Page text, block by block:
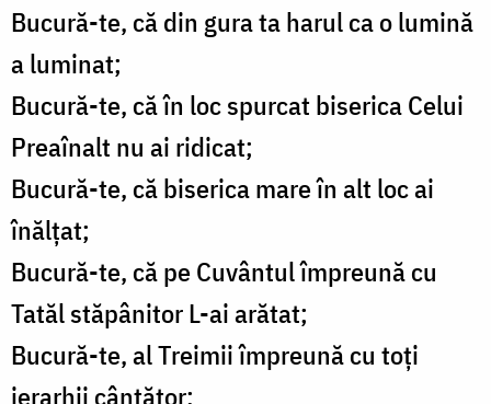
Bucură-te, că din gura ta harul ca o lumină
a luminat;
Bucură-te, că în loc spurcat biserica Celui
Preaînalt nu ai ridicat;
Bucură-te, că biserica mare în alt loc ai
înălțat;
Bucură-te, că pe Cuvântul împreună cu
Tatăl stăpânitor L-ai arătat;
Bucură-te, al Treimii împreună cu toți
ierarhii cântător;